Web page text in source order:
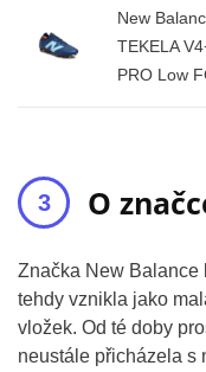
New
TEKELA
PRO Low
O
Značka New Balance
tehdy vznikla jako
vložek. Od té doby
neustále přicházela s